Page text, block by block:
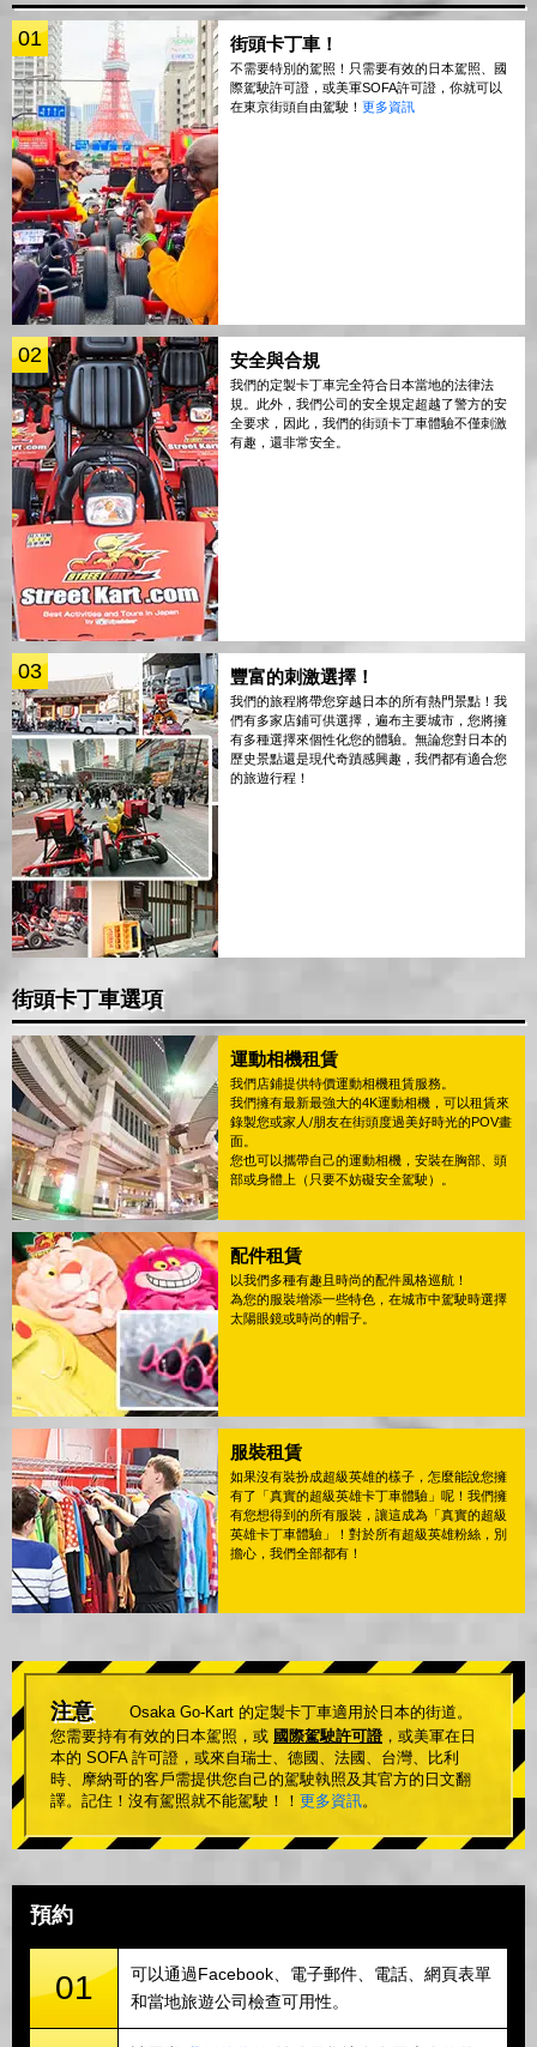
01 街頭卡丁車！
不需要特別的駕照！只需要有效的日本駕照、國
際駕駛許可證，或美軍SOFA許可證，你就可以
在東京街頭自由駕駛！ 更多資訊
02 安全與合規
我們的定製卡丁車完全符合日本當地的法律法
規。此外，我們公司的安全規定超越了警方的安
全要求，因此，我們的街頭卡丁車體驗不僅刺激
有趣，還非常安全。
03 豐富的刺激選擇！
我們的旅程將帶您穿越日本的所有熱門景點！我
們有多家店鋪可供選擇，遍布主要城市，您將擁
有多種選擇來個性化您的體驗。無論您對日本的
歷史景點還是現代奇蹟感興趣，我們都有適合您
的旅遊行程！
街頭卡丁車選項
運動相機租賃
我們店鋪提供特價運動相機租賃服務。
我們擁有最新最強大的4K運動相機，可以租賃來
錄製您或家人/朋友在街頭度過美好時光的POV畫
面。
您也可以攜帶自己的運動相機，安裝在胸部、頭
部或身體上（只要不妨礙安全駕駛）。
配件租賃
以我們多種有趣且時尚的配件風格巡航！
為您的服裝增添一些特色，在城市中駕駛時選擇
太陽眼鏡或時尚的帽子。
服裝租賃
如果沒有裝扮成超級英雄的樣子，怎麼能說您擁
有了「真實的超級英雄卡丁車體驗」呢！我們擁
有您想得到的所有服裝，讓這成為「真實的超級
英雄卡丁車體驗」！對於所有超級英雄粉絲，別
擔心，我們全部都有！
注意
Osaka Go-Kart 的定製卡丁車適用於日本的街道。
您需要持有有效的日本駕照，或 國際駕駛許可證 ，或美軍在日
本的 SOFA 許可證，或來自瑞士、德國、法國、台灣、比利
時、摩納哥的客戶需提供您自己的駕駛執照及其官方的日文翻
譯。記住！沒有駕照就不能駕駛！！ 更多資訊。
預約
01
可以通過Facebook、電子郵件、電話、網頁表單
和當地旅遊公司檢查可用性。